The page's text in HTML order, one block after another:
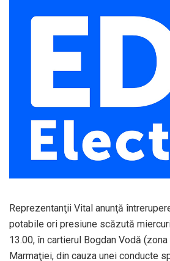
Reprezentanţii Vital anunţă
potabile ori presiune scăzută
13.00, în cartierul Bogdan Vodă
Marmaţiei, din cauza unei conducte